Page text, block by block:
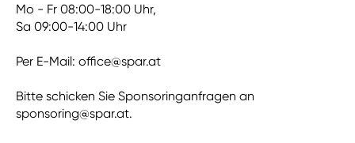
Mo - Fr 08:00-18:00 Uhr,
Sa 09:00-14:00 Uhr
Per E-Mail: office@spar.at
Bitte schicken Sie Sponsoringanfragen an
sponsoring@spar.at.